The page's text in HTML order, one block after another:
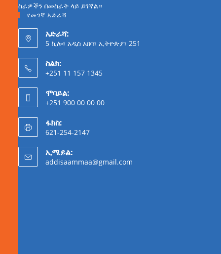
ስራዎችን በመስራት ላይ ይገኛል።
የመገኛ አድራሻ
አድራሻ:
5 ኪሎ፣ አዲስ አበባ፣ ኢትዮጵያ፣ 251
ስልክ:
+251 11 157 1345
ሞባይል:
+251 900 00 00 00
ፋክስ:
621-254-2147
ኢሜይል:
addisaammaa@gmail.com